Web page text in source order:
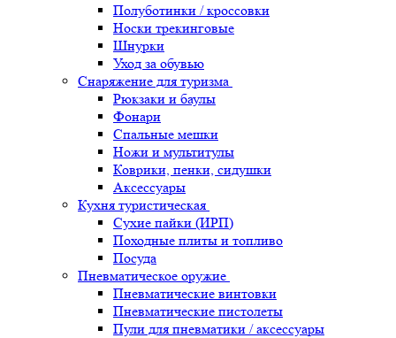
Полуботинки / кроссовки
Носки трекинговые
Шнурки
Уход за обувью
Снаряжение для туризма
Рюкзаки и баулы
Фонари
Спальные мешки
Ножи и мультитулы
Коврики, пенки, сидушки
Аксессуары
Кухня туристическая
Сухие пайки (ИРП)
Походные плиты и топливо
Посуда
Пневматическое оружие
Пневматические винтовки
Пневматические пистолеты
Пули для пневматики / аксессуары